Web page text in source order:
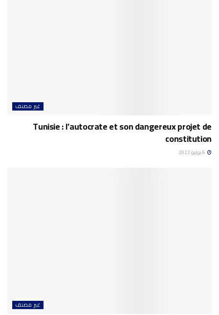
غير مصنف
Tunisie : l’autocrate et son dangereux projet de
constitution
غير مصنف